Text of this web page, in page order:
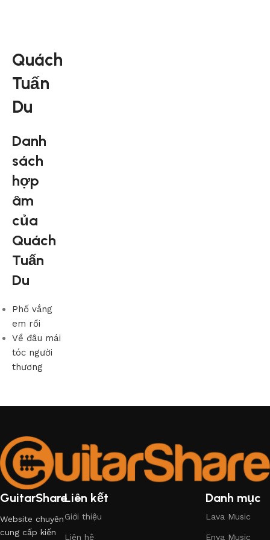
Quách
Tuấn
Du
Danh
sách
hợp
âm
của
Quách
Tuấn
Du
Phố vắng
em rồi
Về đâu mái
tóc người
thương
GuitarShare
Website chuyên
cung cấp kiến
Liên kết
Giới thiệu
Liên hệ
Danh mục
Lava Music
Enya Music